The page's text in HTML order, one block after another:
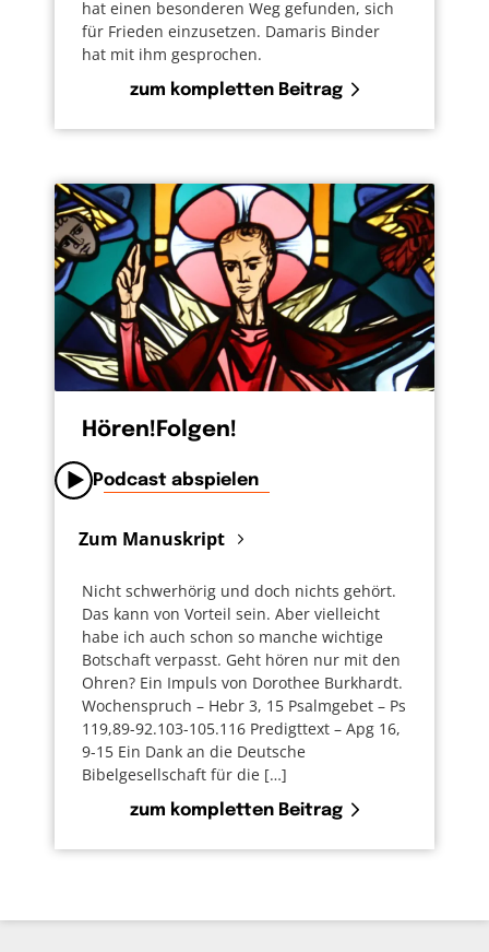
hat einen besonderen Weg gefunden, sich
für Frieden einzusetzen. Damaris Binder
hat mit ihm gesprochen.
zum kompletten Beitrag
Hören!Folgen!
Podcast abspielen
Zum Manuskript
Nicht schwerhörig und doch nichts gehört.
Das kann von Vorteil sein. Aber vielleicht
habe ich auch schon so manche wichtige
Botschaft verpasst. Geht hören nur mit den
Ohren? Ein Impuls von Dorothee Burkhardt.
Wochenspruch – Hebr 3, 15 Psalmgebet – Ps
119,89-92.103-105.116 Predigttext – Apg 16,
9-15 Ein Dank an die Deutsche
Bibelgesellschaft für die […]
zum kompletten Beitrag